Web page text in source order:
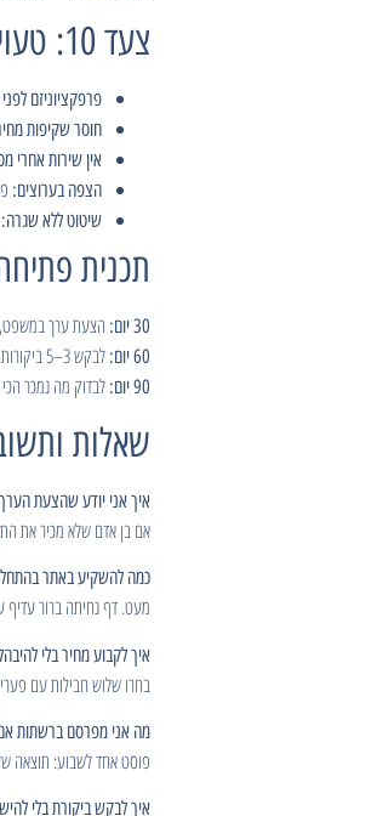
צעד 10: טעויות נפוצות — ומה לעשות במקום
פרפקציוניזם
חוסר שקיפות
אין שירות אחרי
הצפה בערוצים:
שיטוט ללא שגרה:
תכנית פתיחה 30/60/90 — מסילה פשוטה לזוז
30 יום: הצעת ערך במשפט, 3 חבילות, דף נחיתה, רשימת 25 לידים, פניות אישיות, Google Business Profile, פוסט ראשון, ו-3 לקוחות בתשלום.
60 יום: לבקש 3–5 ביקורות עם תמונה/לוגו, להעלות דוגמאות, להשיק חבילת “שיתוף פעולה” עם עסק משלים, ולהטמיע תבניות שירות (SLA קצר ותסריטי מענה).
90 יום: לבדוק מה נמכר
שאלות
איך אני יודע שהצעת
אם בן אדם שלא מכיר את
כמה להשקיע באתר
מעט. דף נחיתה ברור עדיף
איך לקבוע מחיר בלי
בחרו שלוש חבילות עם פערים ברורים בתכולה. התחילו
מה אני מפרסם ברשתות אם
פוסט אחד לשבוע: תוצאה של לקוח,
איך לבקש ביקורת בלי